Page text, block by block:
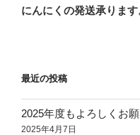
ゲ
ン
稿
の
にんにくの発送承ります
最近の投稿
2025年度もよろしくお願
2025年4月7日